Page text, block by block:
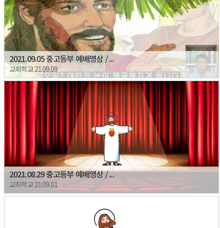
2021.09.05 중고등부 예배영상 / ...
교회학교 21.09.09
2021.08.29 중고등부 예배영상 / ...
교회학교 21.09.01